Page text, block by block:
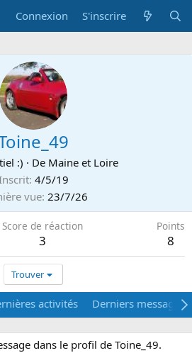
Connexion S'inscrire
:) · De Maine et Loire
4/5/19
vue 23/7/26
Score de réaction
3
Points
8
Trouver
activités Derniers messages
dans le profil de Toine_49.